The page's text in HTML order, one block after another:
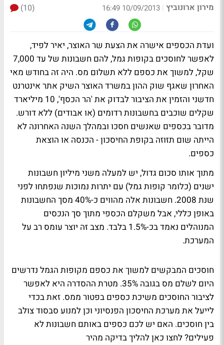
מירון ארונוביץ |
10/09/2013 16:49
(10)
ועדת הכספים אישרה את הצעת שר האוצר, יאיר לפיד,
לאפשר לחוסכים בקופות גמל, להם חשבונות של עד 7,000
שקל, למשוך את כספם ללא תשלום מס. היה זה בחודש מאי
האחרון שאגף שוק ההון במשרד האוצר השיק אתר אינטרנט
חדשני והזמין את הציבור לבדוק את 'הר הכסף', 10 מיליארד
שקלים שוכבים בחשבונות רדומים (או אבודים) ללא דורש.
מדובר בכספים שאנשים חסכו ובמהלך השנה האחרונה לא
הייתה שום תזוזה בקופת החיסכון - הכנסה או הוצאת
כספים.
מתוך אותו סכום גדול, יש למעלה משני מיליון חשבונות
ישנים (כלומר קופות גמל) עם יתרות נמוכות שנפתחו לפני
שנת 2008. חשבונות אלה מהווים כ-40% מסך החשבונות
באופן כללי, אבל משקלם הכספי מתוך סך הנכסים
המנוהלים נאמד בכ-1.5% בלבד. מצב זה יוצר עומס רב על
המערכת.
חוסכים המבקשים למשוך את כספם מקופות הגמל נדרשים
היום לשלם מס בגובה 35%. מטרת ההסדרה היא לאפשר
לציבור החוסכים משיכת כספים בפטור ממס. זאת בכדי
לייעל את מערכת החיסכון הפנסיוני וכן למנוע סבסוד צולב
בין חוסכים. האם יש לכם כספים באותם חשבונות לא
פעילים? לחצו כאן להליך בדיקה מהיר